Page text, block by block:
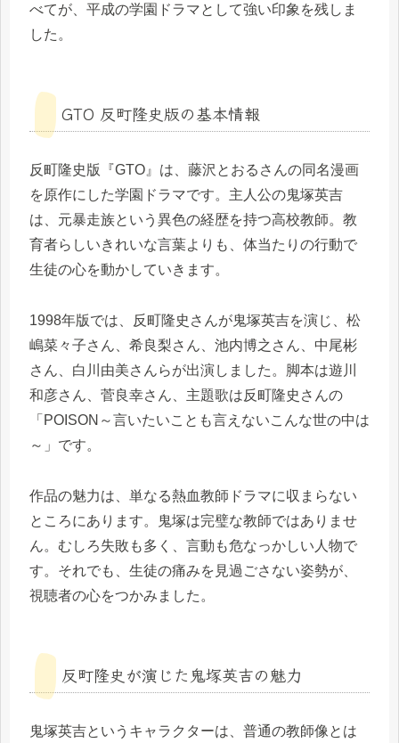
べてが、平成の学園ドラマとして強い印象を残しま
した。
GTO 反町隆史版の基本情報
反町隆史版『GTO』は、藤沢とおるさんの同名漫画
を原作にした学園ドラマです。主人公の鬼塚英吉
は、元暴走族という異色の経歴を持つ高校教師。教
育者らしいきれいな言葉よりも、体当たりの行動で
生徒の心を動かしていきます。
1998年版では、反町隆史さんが鬼塚英吉を演じ、松
嶋菜々子さん、希良梨さん、池内博之さん、中尾彬
さん、白川由美さんらが出演しました。脚本は遊川
和彦さん、菅良幸さん、主題歌は反町隆史さんの
「POISON～言いたいことも言えないこんな世の中は
～」です。
作品の魅力は、単なる熱血教師ドラマに収まらない
ところにあります。鬼塚は完璧な教師ではありませ
ん。むしろ失敗も多く、言動も危なっかしい人物で
す。それでも、生徒の痛みを見過ごさない姿勢が、
視聴者の心をつかみました。
反町隆史が演じた鬼塚英吉の魅力
鬼塚英吉というキャラクターは、普通の教師像とは